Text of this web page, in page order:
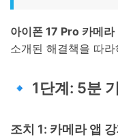
아이폰 17 Pro 카메라
소개된 해결책을 따라
🔹 1단계: 5분
조치 1: 카메라 앱